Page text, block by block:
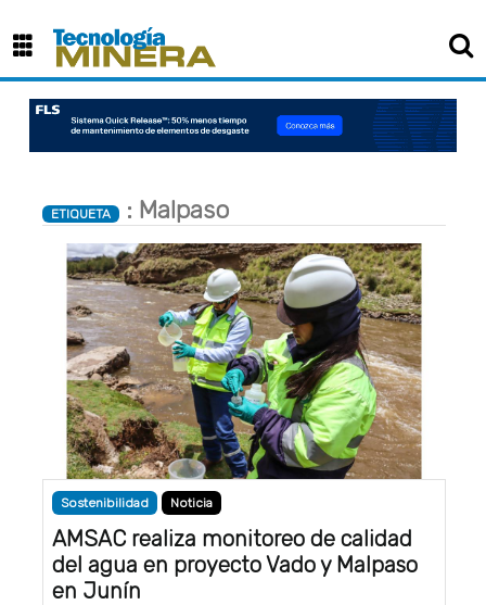
ETIQUETA : Malpaso
Sostenibilidad Noticia
AMSAC realiza monitoreo de calidad
del agua en proyecto Vado y Malpaso
en Junín